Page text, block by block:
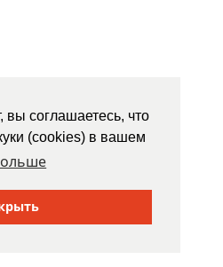
вы соглашаетесь, что
(cookies) в вашем